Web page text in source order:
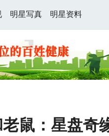
明星写真 明星资料
鼠：星盘奇